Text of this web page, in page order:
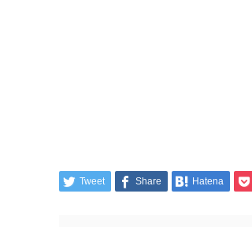
Tweet Share Hatena